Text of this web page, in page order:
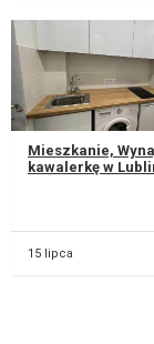
Mieszkanie,
kawalerkę w
15 lipca